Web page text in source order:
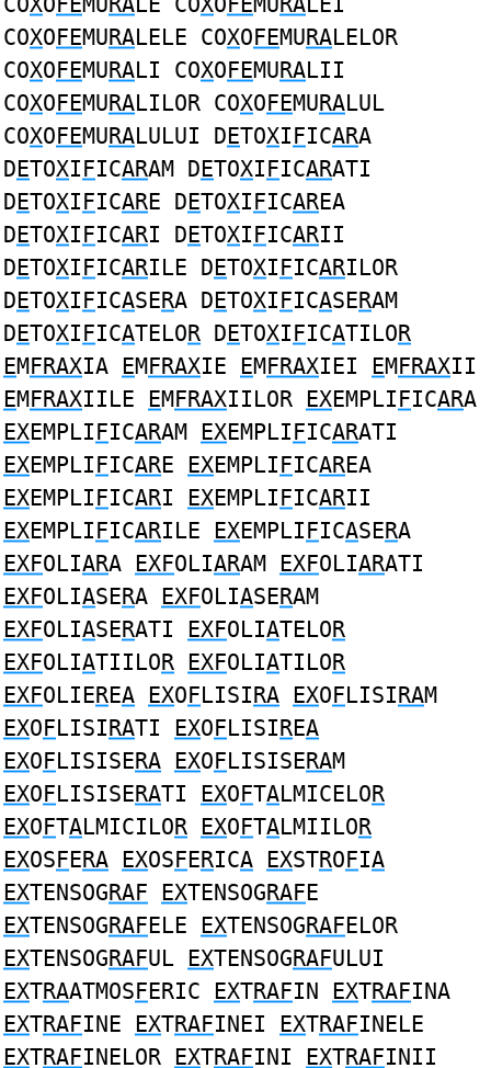
COXOFEMURALELE COXOFEMURALELOR
COXOFEMURALI COXOFEMURALII
COXOFEMURALILOR COXOFEMURALUL
COXOFEMURALULUI DETOXIFICARA
DETOXIFICARAM DETOXIFICARATI
DETOXIFICARE DETOXIFICAREA
DETOXIFICARI DETOXIFICARII
DETOXIFICARILE DETOXIFICARILOR
DETOXIFICASERA DETOXIFICASERAM
DETOXIFICATELOR DETOXIFICATILOR
EMFRAXIA EMFRAXIE EMFRAXIEI EMFRAXII
EMFRAXIILE EMFRAXIILOR EXEMPLIFICARA
EXEMPLIFICARAM EXEMPLIFICARATI
EXEMPLIFICARE EXEMPLIFICAREA
EXEMPLIFICARI EXEMPLIFICARII
EXEMPLIFICARILE EXEMPLIFICASERA
EXFOLIARA EXFOLIARAM EXFOLIARATI
EXFOLIASERA EXFOLIASERAM
EXFOLIASERATI EXFOLIATELOR
EXFOLIATIILOR EXFOLIATILOR
EXFOLIEREA EXOFLISIRA EXOFLISIRAM
EXOFLISIRATI EXOFLISIREA
EXOFLISISERA EXOFLISISERAM
EXOFLISISERATI EXOFTALMICELOR
EXOFTALMICILOR EXOFTALMIILOR
EXOSFERA EXOSFERICA EXSTROFIA
EXTENSOGRAF EXTENSOGRAFE
EXTENSOGRAFELE EXTENSOGRAFELOR
EXTENSOGRAFUL EXTENSOGRAFULUI
EXTRAATMOSFERIC EXTRAFIN EXTRAFINA
EXTRAFINE EXTRAFINEI EXTRAFINELE
EXTRAFINELOR EXTRAFINI EXTRAFINII